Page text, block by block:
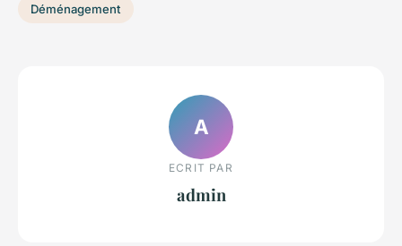
Déménagement
A
ECRIT PAR
admin